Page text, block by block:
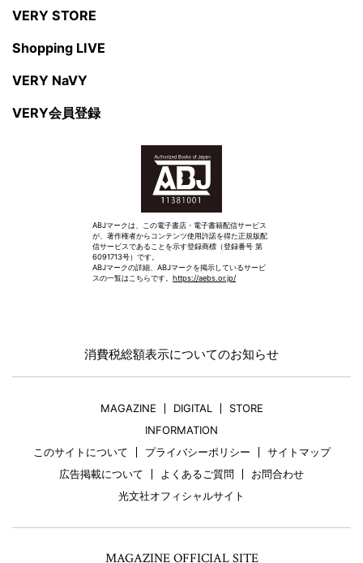
VERY STORE
Shopping LIVE
VERY NaVY
VERY会員登録
ABJマークは、この電子書店・電子書籍配信サービス
が、著作権者からコンテンツ使用許諾を得た正規版配
信サービスであることを示す登録商標（登録番号 第
6091713号）です。
ABJマークの詳細、ABJマークを掲示しているサービ
スの一覧はこちらです。 https://aebs.or.jp/
消費税総額表示についてのお知らせ
MAGAZINE DIGITAL
STORE
INFORMATION
このサイトについて
プライバシーポリシー
サイトマップ
広告掲載について
よくあるご質問
お問合わせ
光文社オフィシャルサイト
MAGAZINE OFFICIAL SITE